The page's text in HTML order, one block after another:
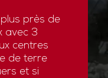
près de
avec 3
centres
de terre
et si